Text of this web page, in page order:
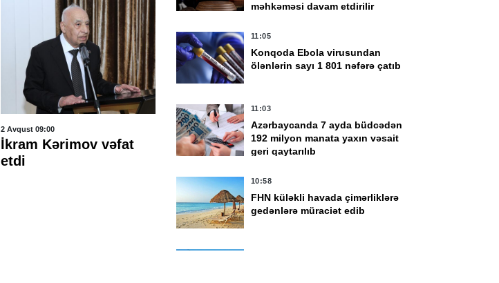
2 Avqust 09:00
İkram Kərimov vəfat
etdi
31 İyul 13:45
"Vəkillər öz biliklərini
nə qədər artırarsa,
hüquqi yardımın
keyfiyyəti də bir o
qədər yüksələr" -
Şahmar Məmmədov
31 İyul 10:58
50 yaşın hesabatı:
Mirzəyevlə
məhkəməsi davam etdirilir
11:05
Konqoda Ebola virusundan
ölənlərin sayı 1 801 nəfərə çatıb
11:03
Azərbaycanda 7 ayda büdcədən
192 milyon manata yaxın vəsait
geri qaytarılıb
10:58
FHN küləkli havada çimərliklərə
gedənlərə müraciət edib